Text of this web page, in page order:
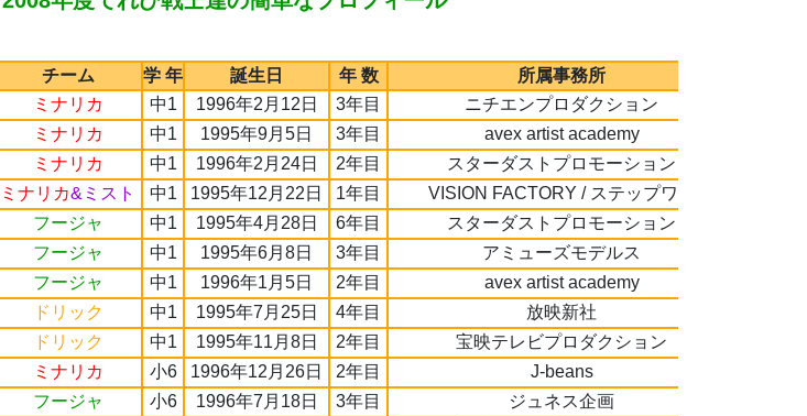
チーム 学 年 誕生日 年 数
所属事務所
ミナリカ 中1 1996年2月12日 3年目
ニチエンプロダクション
ミナリカ 中1 1995年9月5日 3年目
avex artist academy
ミナリカ 中1 1996年2月24日 2年目
スターダストプロモーション
ミナリカ&ミスト 中1 1995年12月22日 1年目
VISION FACTORY / ステップワン
フージャ 中1 1995年4月28日 6年目
スターダストプロモーション
フージャ 中1 1995年6月8日 3年目
アミューズモデルス
フージャ 中1 1996年1月5日 2年目
avex artist academy
ドリック 中1 1995年7月25日 4年目
放映新社
ドリック 中1 1995年11月8日 2年目
宝映テレビプロダクション
ミナリカ 小6 1996年12月26日 2年目
J-beans
フージャ 小6 1996年7月18日 3年目
ジュネス企画